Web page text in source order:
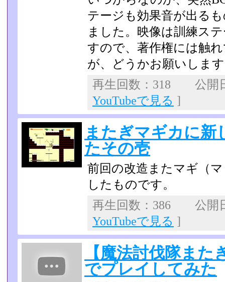
テージも効果音が出る
ました。映像は訓練ス
すので、著作権には触­
が、どうかお願いしま
再生回数：318 公開
YouTubeで見る ]
またぎマギカに新
たその壱
前回の改造またマギ（
したものです。
再生回数：386 公開
YouTubeで見る ]
【魔法討伐隊ま
でプレイしてみた